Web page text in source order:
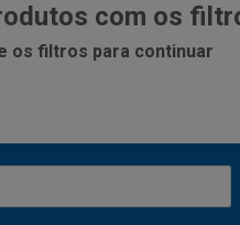
com os
os filtros para continuar